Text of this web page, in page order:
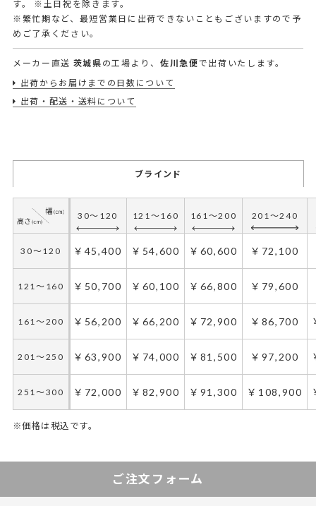
す。
※土日祝を除きます。
※繁忙期など、最短営業日に出荷できないこともございますので予
めご了承ください。
メーカー直送 茨城県 の工場より、 佐川急便で出荷いたします。
出荷からお届けまでの日数について
出荷・配送・送料について
ブラインド
30～120 121～160 161～200 201～240
30～120 ￥45,400 ￥54,600 ￥60,600 ￥72,100
121～160 ￥50,700 ￥60,100 ￥66,800 ￥79,600
161～200 ￥56,200 ￥66,200 ￥72,900 ￥86,700
201～250 ￥63,900 ￥74,000 ￥81,500 ￥97,200
251～300 ￥72,000 ￥82,900 ￥91,300 ￥108,900
※価格は税込です。
ご注文フォーム